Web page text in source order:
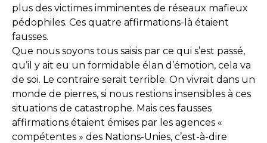
plus des victimes imminentes de réseaux mafieux
pédophiles. Ces quatre affirmations-là étaient
fausses.
Que nous soyons tous saisis par ce qui s’est passé,
qu’il y ait eu un formidable élan d’émotion, cela va
de soi. Le contraire serait terrible. On vivrait dans un
monde de pierres, si nous restions insensibles à ces
situations de catastrophe. Mais ces fausses
affirmations étaient émises par les agences «
compétentes » des Nations-Unies, c’est-à-dire